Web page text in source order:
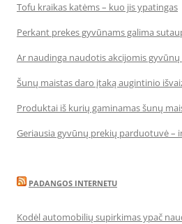
Tofu kraikas katėms – kuo jis ypatingas
Perkant prekes gyvūnams galima
Ar naudinga naudotis akcijomis
Šunų maistas daro įtaką augintinio
Produktai iš kurių gaminamas šunų
Geriausia gyvūnų prekių parduotuvė –
PADANGOS INTERNETU
Kodėl automobilių supirkimas ypač